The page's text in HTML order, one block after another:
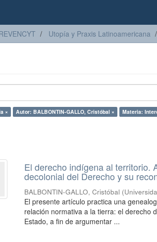
Utopía y Praxis Latinoamericana
× Autor: BALBONTIN-GALLO, Cristóbal × Materia:
El derecho indígena al territorio.
decolonial del Derecho y su
BALBONTIN-GALLO, Cristóbal (
El presente artículo practica una
relación normativa a la tierra: el derecho
Estado, a fin de argumentar ...